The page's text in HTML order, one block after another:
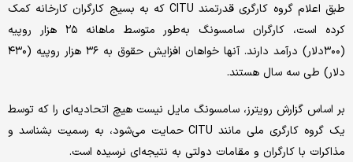
طبق اعلام گروه کارگری قدرتمند CITU که به بسیج کارگران کارخانه کمک
کرده است، کارگران سامسونگ به‌طور متوسط ‌ماهانه ۲۵ هزار روپیه
(۳۰۰دلار) درآمد دارند. آنها خواهان افزایش حقوق به ۳۶ هزار روپیه (۴۳۰
دلار) طی سه سال هستند.
بر اساس گزارش رویترز، سامسونگ مایل نیست هیچ اتحادیه‌ای را که توسط
یک گروه کارگری ملی مانند CITU حمایت می‌شود، به رسمیت بشناسد و
مذاکرات با کارگران و مقامات دولتی به نتیجه‌ای نرسیده است.